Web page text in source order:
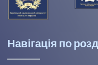
Навігація по